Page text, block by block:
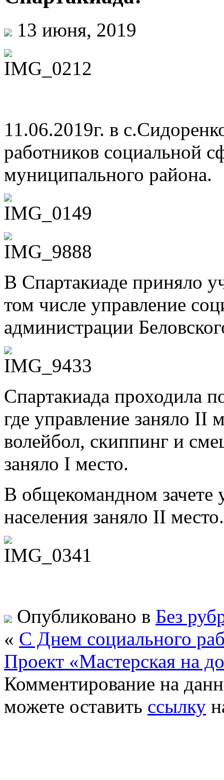
13 июня, 2019
11.06.2019г. в
работников социальной
муниципального района.
В Спартакиаде приняло
том числе управление
администрации
Спартакиада проходила
где управление заняло
волейбол, скиппинг и
заняло I место.
В общекомандном зачете
населения заняло II место.
Опубликовано в Без
« С Днем социального
Проект «Мастерская на
Комментирование на
можете оставить ссылку